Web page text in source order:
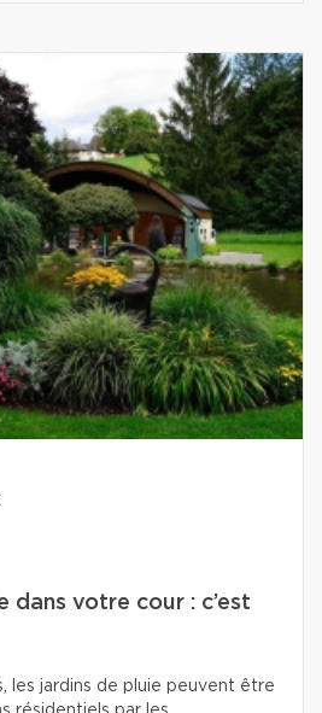
dans votre cour : c’est
les jardins de pluie peuvent être